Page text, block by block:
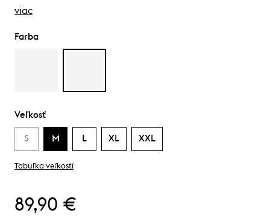
viac
Farba
Veľkosť
S M L XL XXL
Tabuľka veľkostí
89,90 €